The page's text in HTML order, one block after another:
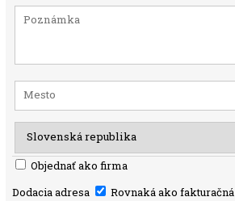
Objednať ako firma
Dodacia adresa
Rovnaká ako fakturačná